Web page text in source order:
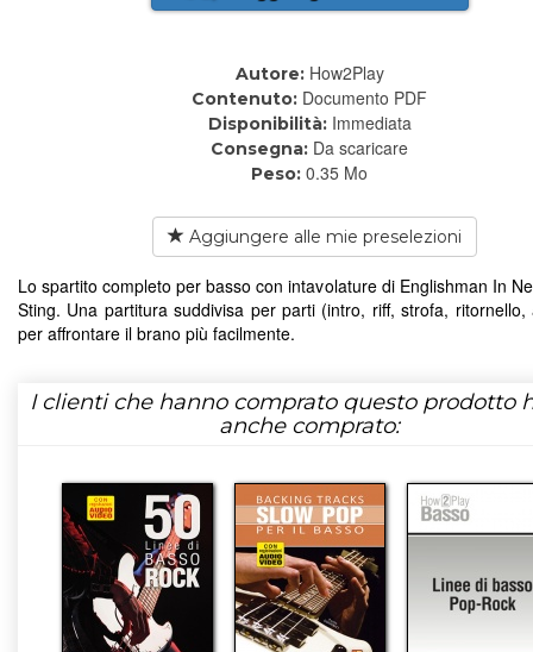
Autore: How2Play
Contenuto: Documento PDF
Disponibilità: Immediata
Consegna: Da scaricare
Peso: 0.35 Mo
Aggiungere alle mie preselezioni
Lo spartito completo per basso con intavolature di Englishman In
Sting. Una partitura suddivisa per parti (intro, riff, strofa, ritornello,
per affrontare il brano più facilmente.
I clienti che hanno comprato questo prodotto
anche comprato: